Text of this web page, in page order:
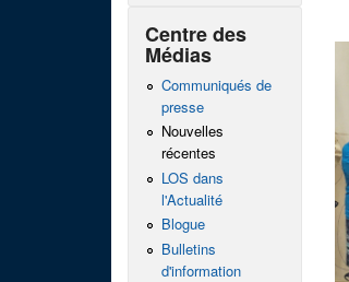
Centre des
Médias
Communiqués de
presse
Nouvelles
récentes
LOS dans
l'Actualité
Blogue
Bulletins
d'information